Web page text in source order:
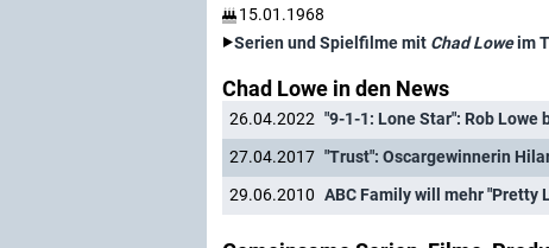
15.01.1968
Serien und Spielfilme mit Chad Loweim
Chad Lowe in den News
26.04.2022 "9-1-1: Lone Star": Rob
27.04.2017 "Trust": Oscargewinnerin
29.06.2010 ABC Family will mehr "Pretty